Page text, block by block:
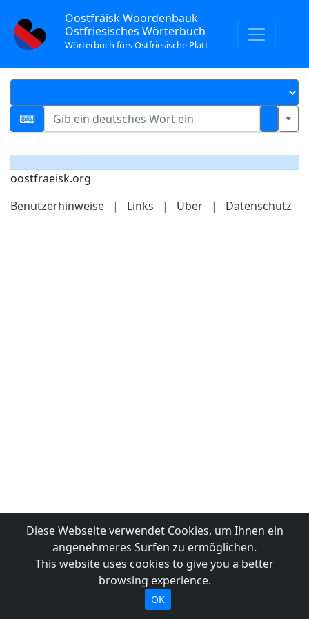
Oostfräisk Woordenbauk
Ostfriesisches Wörterbuch
Wörterbuch fürs Ostfriesische Platt
oostfraeisk.org
Benutzerhinweise
| Links | Über | Datenschutz
Diese Webseite verwendet Cookies, um Ihnen ein
angenehmeres Surfen zu ermöglichen.
This website uses cookies to give you a better
browsing experience.
OK